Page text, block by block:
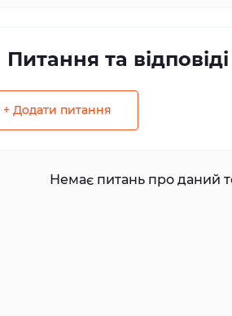
Питання та відповіді
+ Додати питання
Немає питань про даний